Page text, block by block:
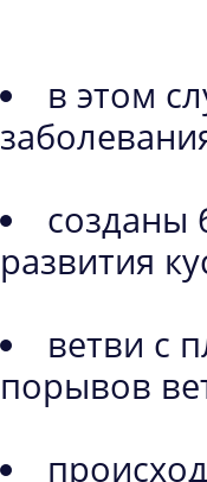
в этом
созданы
развития
ветви с
порывов